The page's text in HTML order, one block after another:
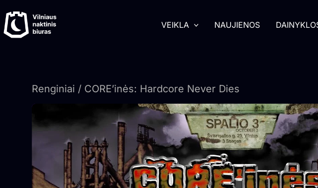
prie
turinio
VEIKLA NAUJIENOS
Renginiai / CORE’inės: Hardcore Never Dies